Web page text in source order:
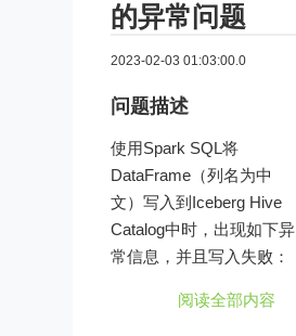
的异常问题
2023-02-03 01:03:00.0
问题描述
使用Spark SQL将
DataFrame（列名为中
文）写入到Iceberg Hive
Catalog中时，出现如下异
常信息，并且写入失败：
阅读全部内容